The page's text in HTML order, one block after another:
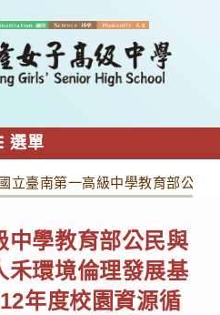
選單
國立臺南第一高級中學教育部公民
中學教育部公民與
禾環境倫理發展基
年度校園資源循